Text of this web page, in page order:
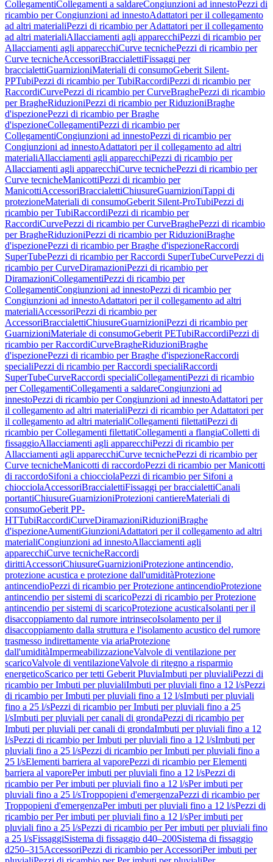
CollegamentiCollegamenti a saldareCongiunzioni ad innestoPezzi di
ricambio per Congiunzioni ad innestoAdattatori per il collegamento
ad altri materialiPezzi di ricambio per Adattatori per il collegamento
ad altri materialiAllacciamenti agli apparecchiPezzi di ricambio per
Allacciamenti agli apparecchiCurve tecnichePezzi di ricambio per
Curve tecnicheAccessoriBraccialettiFissaggi per
braccialettiGuarnizioniMateriali di consumoGeberit Silent-
PPTubiPezzi di ricambio per TubiRaccordiPezzi di ricambio per
RaccordiCurvePezzi di ricambio per CurveBraghePezzi di ricambio
per BragheRiduzioniPezzi di ricambio per RiduzioniBraghe
d'ispezionePezzi di ricambio per Braghe
d'ispezioneCollegamentiPezzi di ricambio per
CollegamentiCongiunzioni ad innestoPezzi di ricambio per
Congiunzioni ad innestoAdattatori per il collegamento ad altri
materialiAllacciamenti agli apparecchiPezzi di ricambio per
Allacciamenti agli apparecchiCurve tecnichePezzi di ricambio per
Curve tecnicheManicottiPezzi di ricambio per
ManicottiAccessoriBraccialettiChiusureGuarnizioniTappi di
protezioneMateriali di consumoGeberit Silent-ProTubiPezzi di
ricambio per TubiRaccordiPezzi di ricambio per
RaccordiCurvePezzi di ricambio per CurveBraghePezzi di ricambio
per BragheRiduzioniPezzi di ricambio per RiduzioniBraghe
d'ispezionePezzi di ricambio per Braghe d'ispezioneRaccordi
SuperTubePezzi di ricambio per Raccordi SuperTubeCurvePezzi di
ricambio per CurveDiramazioniPezzi di ricambio per
DiramazioniCollegamentiPezzi di ricambio per
CollegamentiCongiunzioni ad innestoPezzi di ricambio per
Congiunzioni ad innestoAdattatori per il collegamento ad altri
materialiAccessoriPezzi di ricambio per
AccessoriBraccialettiChiusureGuarnizioniPezzi di ricambio per
GuarnizioniMateriale di consumoGeberit PETubiRaccordiPezzi di
ricambio per RaccordiCurveBragheRiduzioniBraghe
d'ispezionePezzi di ricambio per Braghe d'ispezioneRaccordi
specialiPezzi di ricambio per Raccordi specialiRaccordi
SuperTubeCurveRaccordi specialiCollegamentiPezzi di ricambio
per CollegamentiCollegamenti a saldareCongiunzioni ad
innestoPezzi di ricambio per Congiunzioni ad innestoAdattatori per
il collegamento ad altri materialiPezzi di ricambio per Adattatori per
il collegamento ad altri materialiCollegamenti filettatiPezzi di
ricambio per Collegamenti filettatiCollegamenti a flangiaColletti di
fissaggioAllacciamenti agli apparecchiPezzi di ricambio per
Allacciamenti agli apparecchiCurve tecnichePezzi di ricambio per
Curve tecnicheManicotti di raccordoPezzi di ricambio per Manicotti
di raccordoSifoni a chiocciolaPezzi di ricambio per Sifoni a
chiocciolaAccessoriBraccialettiFissaggi per braccialettiCanali
portantiChiusureGuarnizioniProtezioni cantiereMateriali di
consumoGeberit PP-
HTTubiRaccordiCurveDiramazioniRiduzioniBraghe
d'ispezioneAumentiGiunzioniAdattatori per il collegamento ad altri
materialiCongiunzioni ad innestoAllacciamenti agli
apparecchiCurve tecnicheRaccordi
dirittiAccessoriChiusureGuarnizioniProtezione antincendio,
protezione acustica e protezione dall'umiditàProtezione
antincendioPezzi di ricambio per Protezione antincendioProtezione
antincendio per sistemi di scaricoPezzi di ricambio per Protezione
antincendio per sistemi di scaricoProtezione acusticaIsolanti per il
disaccoppiamento dal rumore intrinsecoIsolamento per il
disaccoppiamento dalla struttura e l'isolamento acustico del rumore
trasmesso indirettamente via ariaProtezione
dall'umiditàImpermeabilizzazioneValvole di ventilazione per
scaricoValvole di ventilazioneValvole di ritegno a risparmio
energeticoScarico per tetti Geberit PluviaImbuti per pluvialiPezzi di
ricambio per Imbuti per pluvialiImbuti per pluviali fino a 12 l/sPezzi
di ricambio per Imbuti per pluviali fino a 12 l/sImbuti per pluviali
fino a 25 l/sPezzi di ricambio per Imbuti per pluviali fino a 25
l/sImbuti per pluviali per canali di grondaPezzi di ricambio per
Imbuti per pluviali per canali di grondaImbuti per pluviali fino a 12
l/sPezzi di ricambio per Imbuti per pluviali fino a 12 l/sImbuti per
pluviali fino a 25 l/sPezzi di ricambio per Imbuti per pluviali fino a
25 l/sElementi barriera al vaporePezzi di ricambio per Elementi
barriera al vaporePer imbuti per pluviali fino a 12 l/sPezzi di
ricambio per Per imbuti per pluviali fino a 12 l/sPer imbuti per
pluviali fino a 25 l/sTroppopieni d'emergenzaPezzi di ricambio per
Troppopieni d'emergenzaPer imbuti per pluviali fino a 12 l/sPezzi di
ricambio per Per imbuti per pluviali fino a 12 l/sPer imbuti per
pluviali fino a 25 l/sPezzi di ricambio per Per imbuti per pluviali fino
a 25 l/sFissaggiSistema di fissaggio d40–200Sistema di fissaggio
d250–315AccessoriPezzi di ricambio per AccessoriPer imbuti per